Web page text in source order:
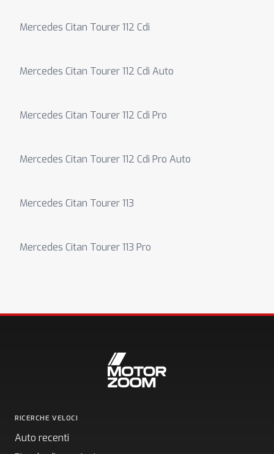
Mercedes Citan Tourer 112 Cdi
Mercedes Citan Tourer 112 Cdi Auto
Mercedes Citan Tourer 112 Cdi Pro
Mercedes Citan Tourer 112 Cdi Pro Auto
Mercedes Citan Tourer 113
Mercedes Citan Tourer 113 Pro
RICERCHE VELOCI
Auto recenti